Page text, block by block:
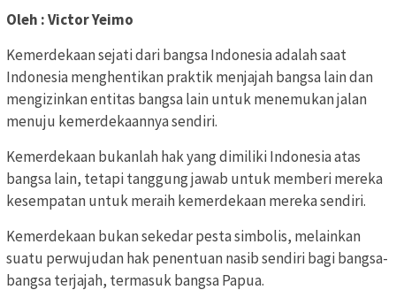
Oleh : Victor Yeimo
Kemerdekaan sejati dari bangsa Indonesia adalah saat
Indonesia menghentikan praktik menjajah bangsa lain dan
mengizinkan entitas bangsa lain untuk menemukan jalan
menuju kemerdekaannya sendiri.
Kemerdekaan bukanlah hak yang dimiliki Indonesia atas
bangsa lain, tetapi tanggung jawab untuk memberi mereka
kesempatan untuk meraih kemerdekaan mereka sendiri.
Kemerdekaan bukan sekedar pesta simbolis, melainkan
suatu perwujudan hak penentuan nasib sendiri bagi bangsa-
bangsa terjajah, termasuk bangsa Papua.